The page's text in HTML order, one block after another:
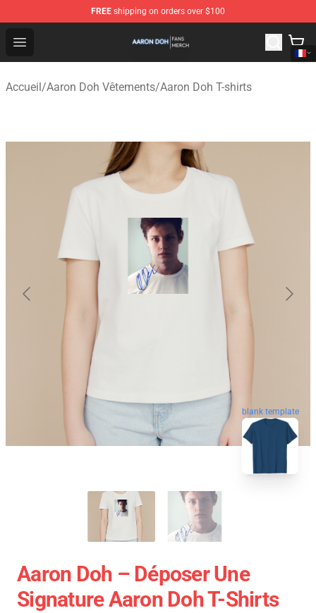
FREE shipping on orders over $100
Open menu
Aaron Doh Shop - Official Aaron Doh Merchandise Store
Accueil/Aaron Doh Vêtements/Aaron Doh T-shirts
blank template
Aaron Doh – Déposer Une
Signature Aaron Doh T-Shirts